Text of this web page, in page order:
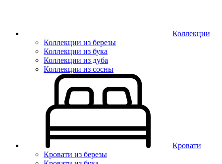
Коллекции
Коллекции из березы
Коллекции из бука
Коллекции из дуба
Коллекции из сосны
Кровати
Кровати из березы